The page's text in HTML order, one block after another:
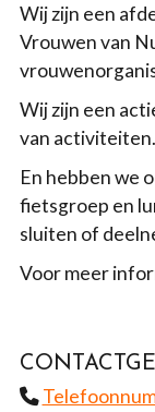
Wij zijn een
Vrouwen van
Wij zijn een
van activiteiten.
En hebben we
fietsgroep en
sluiten of
Voor meer